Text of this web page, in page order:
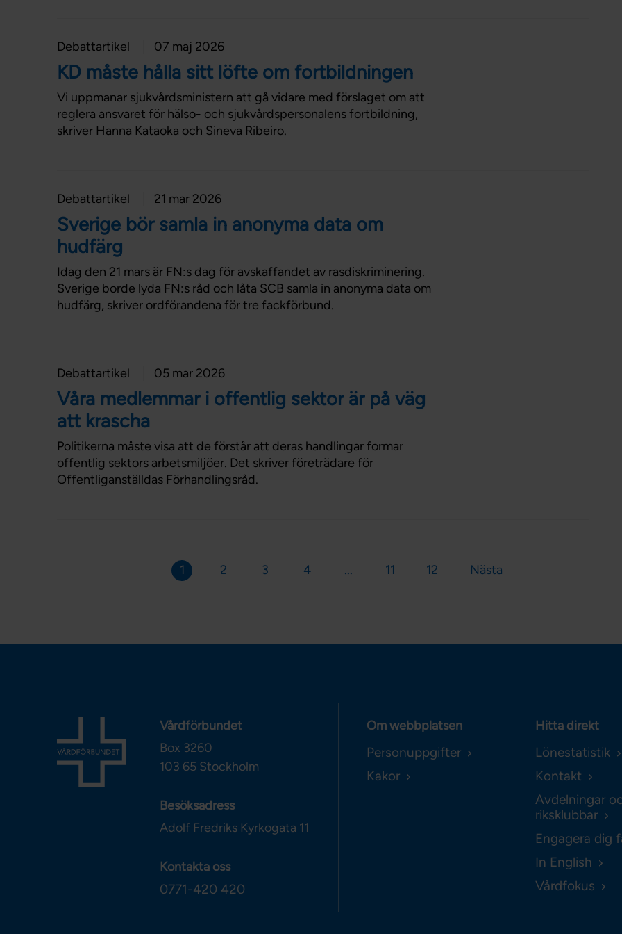
Debattartikel 07 maj 2026
KD måste hålla sitt löfte om fortbildningen
Vi uppmanar sjukvårdsministern att gå vidare med förslaget om att
reglera ansvaret för hälso- och sjukvårdspersonalens fortbildning,
skriver Hanna Kataoka och Sineva Ribeiro.
Debattartikel 21 mar 2026
Sverige bör samla in anonyma data om
hudfärg
Idag den 21 mars är FN:s dag för avskaffandet av rasdiskriminering.
Sverige borde lyda FN:s råd och låta SCB samla in anonyma data om
hudfärg, skriver ordförandena för tre fackförbund.
Debattartikel 05 mar 2026
Våra medlemmar i offentlig sektor är på väg
att krascha
Politikerna måste visa att de förstår att deras handlingar formar
offentlig sektors arbetsmiljöer. Det skriver företrädare för
Offentliganställdas Förhandlingsråd.
1 2 3 4 ... 11 12 Nästa
Vårdförbundet
Box 3260
103 65 Stockholm
Besöksadress
Adolf Fredriks Kyrkogata 11
Kontakta oss
0771-420 420
Om webbplatsen
Personuppgifter
Kakor
Hitta direkt
Lönestatistik
Kontakt
Avdelningar
riksklubbar
Engagera dig
In English
Vårdfokus